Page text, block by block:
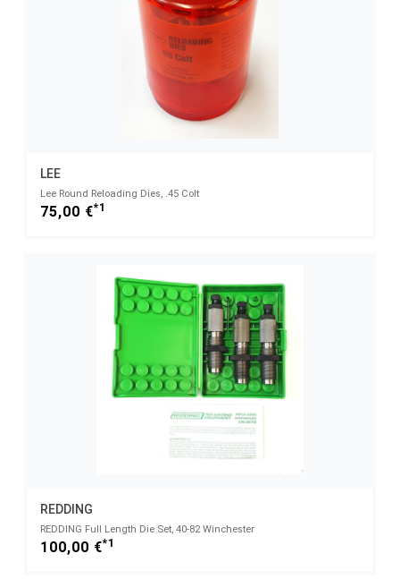
LEE
Lee Round Reloading Dies, .45 Colt
75,00 €*1
REDDING
REDDING Full Length Die Set, 40-82 Winchester
100,00 €*1